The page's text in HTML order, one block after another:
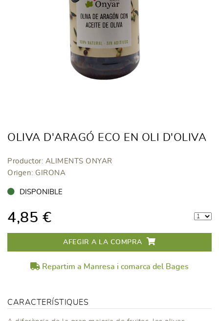
OLIVA D'ARAGÓ ECO EN OLI D'OLIVA
Productor: ALIMENTS ONYAR
Origen: GIRONA
DISPONIBLE
4,85 €
AFEGIR A LA COMPRA
Repartim a Manresa i comarca del Bages
CARACTERÍSTIQUES